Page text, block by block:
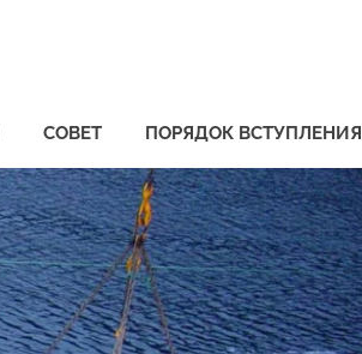
СОВЕТ ПОРЯДОК ВСТУПЛЕНИЯ